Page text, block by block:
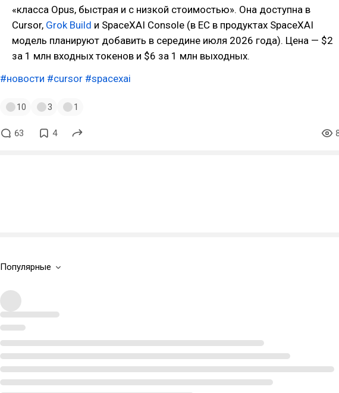
«класса Opus, быстрая и с низкой стоимостью». Она доступна в
Cursor, Grok Build и SpaceXAI Console (в ЕС в продуктах SpaceXAI
модель планируют добавить в середине июля 2026 года). Цена — $2
за 1 млн входных токенов и $6 за 1 млн выходных.
#новости #cursor #spacexai
10 3 1
63 4
Популярные